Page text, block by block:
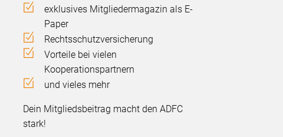
exklusives Mitgliedermagazin als E-
Paper
Rechtsschutzversicherung
Vorteile bei vielen
Kooperationspartnern
und vieles mehr
Dein Mitgliedsbeitrag macht den ADFC
stark!